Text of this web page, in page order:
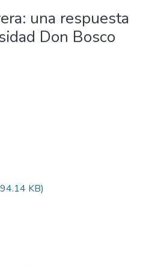
una respuesta
Don Bosco
KB)